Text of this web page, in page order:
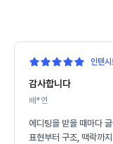
인텐
감사합니다
배*연
에디팅을 받을 때마다
표현부터 구조, 맥락까